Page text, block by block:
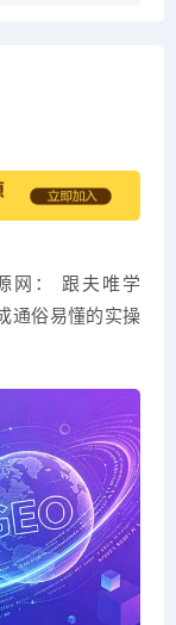
网： 跟夫唯学
通俗易懂的实操